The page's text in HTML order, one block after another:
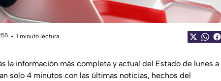
1 minuto lectura
la información más completa y actual del Estado de lunes a
solo 4 minutos con las últimas noticias, hechos del